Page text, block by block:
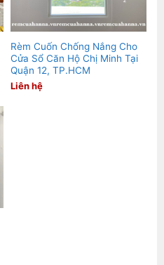
Rèm Cuốn Chống Nắng Cho
Cửa Sổ Căn Hộ Chị Minh Tại
Quận 12, TP.HCM
Liên hệ